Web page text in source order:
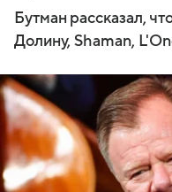
Бутман рассказал,
Долину, Shaman,